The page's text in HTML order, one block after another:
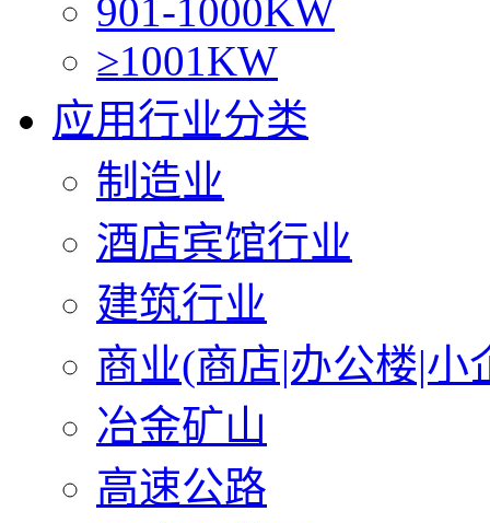
901-1000KW
≥1001KW
应用行业分类
制造业
酒店宾馆行业
建筑行业
商业(商店|办公楼|小
冶金矿山
高速公路